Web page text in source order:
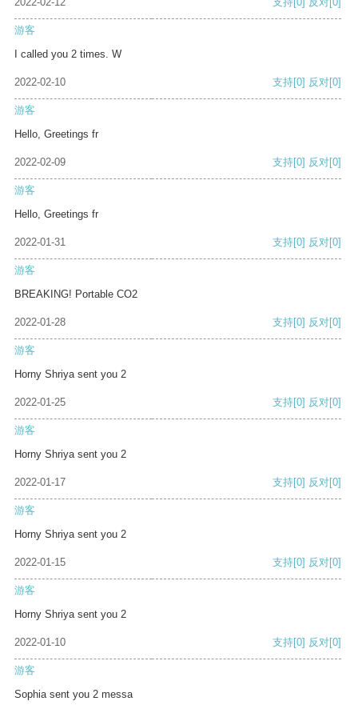
游客
I called you 2 times. W
2022-02-10 支持[0] 反对[0]
游客
Hello, Greetings fr
2022-02-09 支持[0] 反对[0]
游客
Hello, Greetings fr
2022-01-31 支持[0] 反对[0]
游客
BREAKING! Portable CO2
2022-01-28 支持[0] 反对[0]
游客
Horny Shriya sent you 2
2022-01-25 支持[0] 反对[0]
游客
Horny Shriya sent you 2
2022-01-17 支持[0] 反对[0]
游客
Horny Shriya sent you 2
2022-01-15 支持[0] 反对[0]
游客
Horny Shriya sent you 2
2022-01-10 支持[0] 反对[0]
游客
Sophia sent you 2 messa